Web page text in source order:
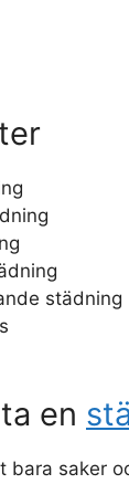
städning
en
bara saker